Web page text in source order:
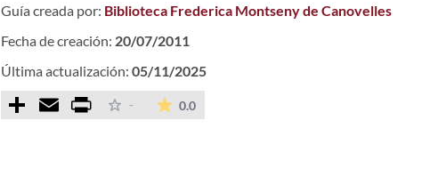
Guía creada por: Biblioteca Frederica Montseny de Canovelles
Fecha de creación: 20/07/2011
Última actualización: 05/11/2025
Comparteix
Email Print - 0.0La valoración media es de 0 estrellas de 5.